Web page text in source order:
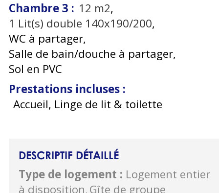
Chambre 3 : 12 m2
1 Lit(s) double 140x190/200
WC à partager
Salle de bain/douche à partager
Sol en PVC
Prestations incluses :
Accueil, Linge de lit & toilette
DESCRIPTIF DÉTAILLÉ
Type de logement : Logement entier
à disposition Gîte de groupe